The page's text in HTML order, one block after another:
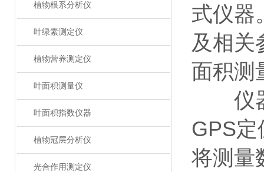
植物根系分析仪
叶绿素测定仪
植物营养测定仪
叶面积测量仪
叶面积指数仪器
植物冠层分析仪
光合作用测定仪
式仪器
及相关
面积测
仪器
GPS定
将测量